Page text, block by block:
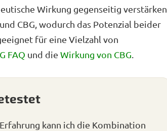
Wirkung gegenseitig verstärken.
CBG, wodurch das Potenzial beider
für eine Vielzahl von
FAQ und die Wirkung von CBG
kann ich die Kombination